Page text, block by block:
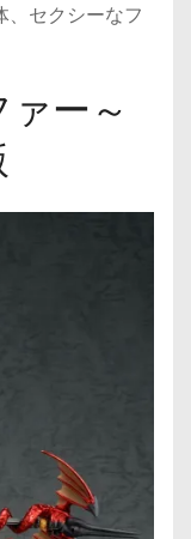
、セクシーなフ
ー～